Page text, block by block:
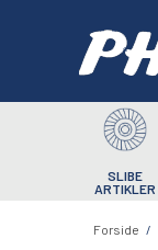
SLIBE
ARTIKLER
Forside /